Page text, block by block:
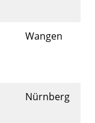
Wangen
Nürnberg